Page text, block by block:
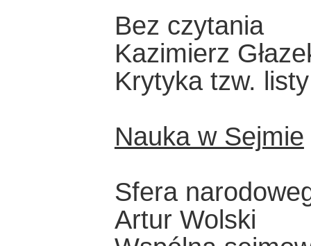
Bez czytania
Kazimierz
Krytyka tzw.
Nauka w Sejmie
Sfera
Artur Wolski